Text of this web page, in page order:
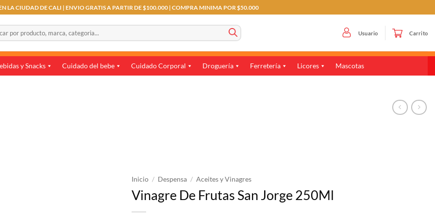
LA CIUDAD DE CALI | ENVIO GRATIS A PARTIR DE $100.000 | COMPRA MINIMA POR $50.000
Usuario Carrito
y Snacks Cuidado del bebe Cuidado Corporal Droguería Ferretería Licores Mascotas
Inicio / Despensa / Aceites y Vinagres
Vinagre De Frutas San Jorge 250Ml